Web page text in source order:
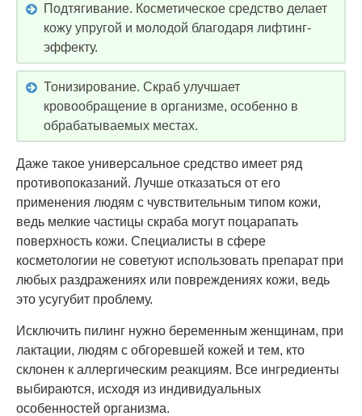
Подтягивание. Косметическое средство делает
кожу упругой и молодой благодаря лифтинг-
эффекту.
Тонизирование. Скраб улучшает
кровообращение в организме, особенно в
обрабатываемых местах.
Даже такое универсальное средство имеет ряд
противопоказаний. Лучше отказаться от его
применения людям с чувствительным типом кожи,
ведь мелкие частицы скраба могут поцарапать
поверхность кожи. Специалисты в сфере
косметологии не советуют использовать препарат при
любых раздражениях или повреждениях кожи, ведь
это усугубит проблему.
Исключить пилинг нужно беременным женщинам, при
лактации, людям с обгоревшей кожей и тем, кто
склонен к аллергическим реакциям. Все ингредиенты
выбираются, исходя из индивидуальных
особенностей организма.